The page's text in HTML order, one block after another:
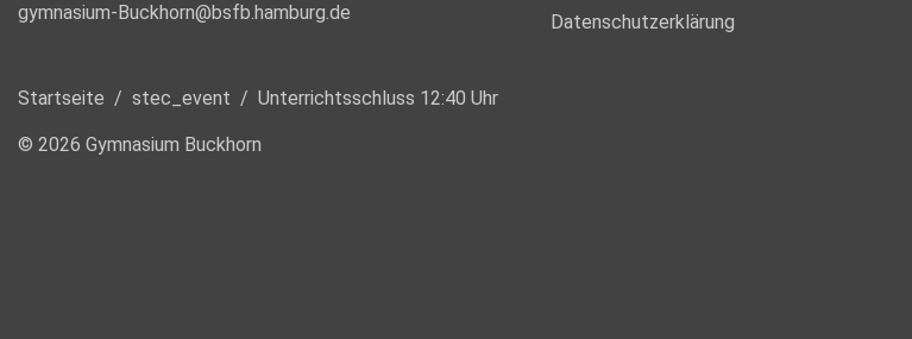
gymnasium-Buckhorn@bsfb.hamburg.de
Datenschutzerklärung
Startseite / stec_event / Unterrichtsschluss 12:40 Uhr
© 2026 Gymnasium Buckhorn